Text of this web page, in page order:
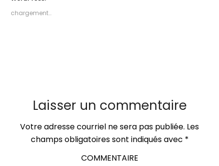
chargement…
Laisser un commentaire
Votre adresse courriel ne sera pas publiée. Les
champs obligatoires sont indiqués avec *
COMMENTAIRE